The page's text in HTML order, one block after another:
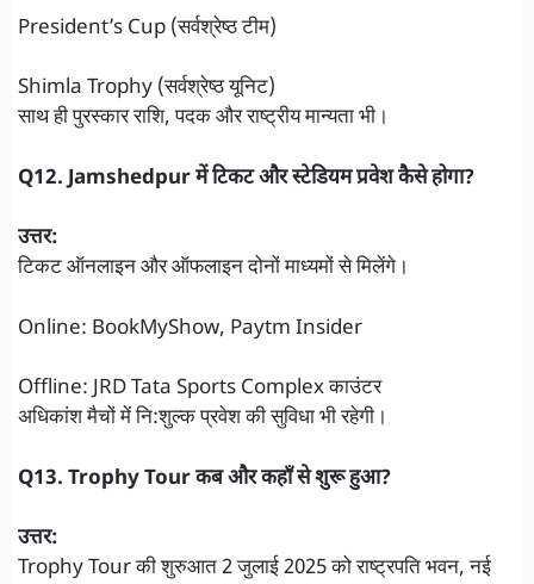
President’s Cup (सर्वश्रेष्ठ टीम)
Shimla Trophy (सर्वश्रेष्ठ यूनिट)
साथ ही पुरस्कार राशि, पदक और राष्ट्रीय मान्यता भी।
Q12. Jamshedpur में टिकट और स्टेडियम प्रवेश कैसे होगा?
उत्तर:
टिकट ऑनलाइन और ऑफलाइन दोनों माध्यमों से मिलेंगे।
Online: BookMyShow, Paytm Insider
Offline: JRD Tata Sports Complex काउंटर
अधिकांश मैचों में नि:शुल्क प्रवेश की सुविधा भी रहेगी।
Q13. Trophy Tour कब और कहाँ से शुरू हुआ?
उत्तर:
Trophy Tour की शुरुआत 2 जुलाई 2025 को राष्ट्रपति भवन, नई